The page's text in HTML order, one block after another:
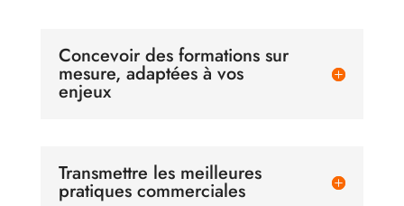
Concevoir des formations sur
mesure, adaptées à vos
enjeux
Transmettre les meilleures
pratiques commerciales